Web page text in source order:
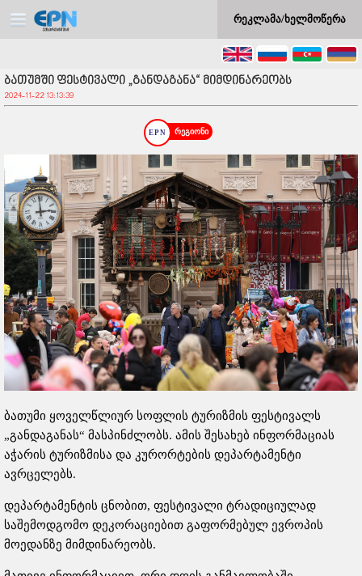
რეკლამა/ხელმოწერა
ბათუმში ფესტივალი „განდაგანა“ მიმდინარეობს
2024-11-22 13:13:39
რეგიონი
ბათუმი ყოველწლიურ სოფლის ტურიზმის ფესტივალს
„განდაგანას“ მასპინძლობს. ამის შესახებ ინფორმაციას
აჭარის ტურიზმისა და კურორტების დეპარტამენტი
ავრცელებს.
დეპარტამენტის ცნობით, ფესტივალი ტრადიციულად
საშემოდგომო დეკორაციებით გაფორმებულ ევროპის
მოედანზე მიმდინარეობს.